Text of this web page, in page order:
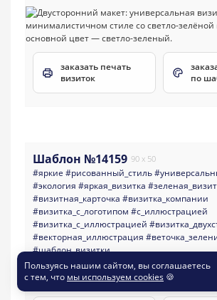
заказать печать
визиток
по
Шаблон №14159 90 x 50
#яркие #рисованный_стиль
#экология #яркая_визитка
#визитная_карточка #визитка_компании
#визитка_с_логотипом #с_иллюстрацией
#визитка_с_иллюстрацией
#векторная_иллюстрация
#шаблон_визитки
Пользуясь нашим сайтом, вы соглашаетесь
с тем, что мы используем cookies 🍪